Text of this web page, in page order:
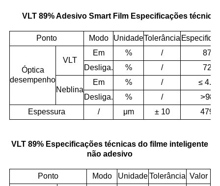
VLT 89% Adesivo Smart Film Especificações
Ponto Modo UnidadeTolerância
Óptica
desempenho
VLT
Em % /
87
Desliga.
% / 72
Neblina
Em % /
≤ 4.0
Desliga.
% / >98
Espessura / μm ± 10 479
VLT 89% Especificações técnicas do filme inteligente
não adesivo
Ponto Modo UnidadeTolerância Valor